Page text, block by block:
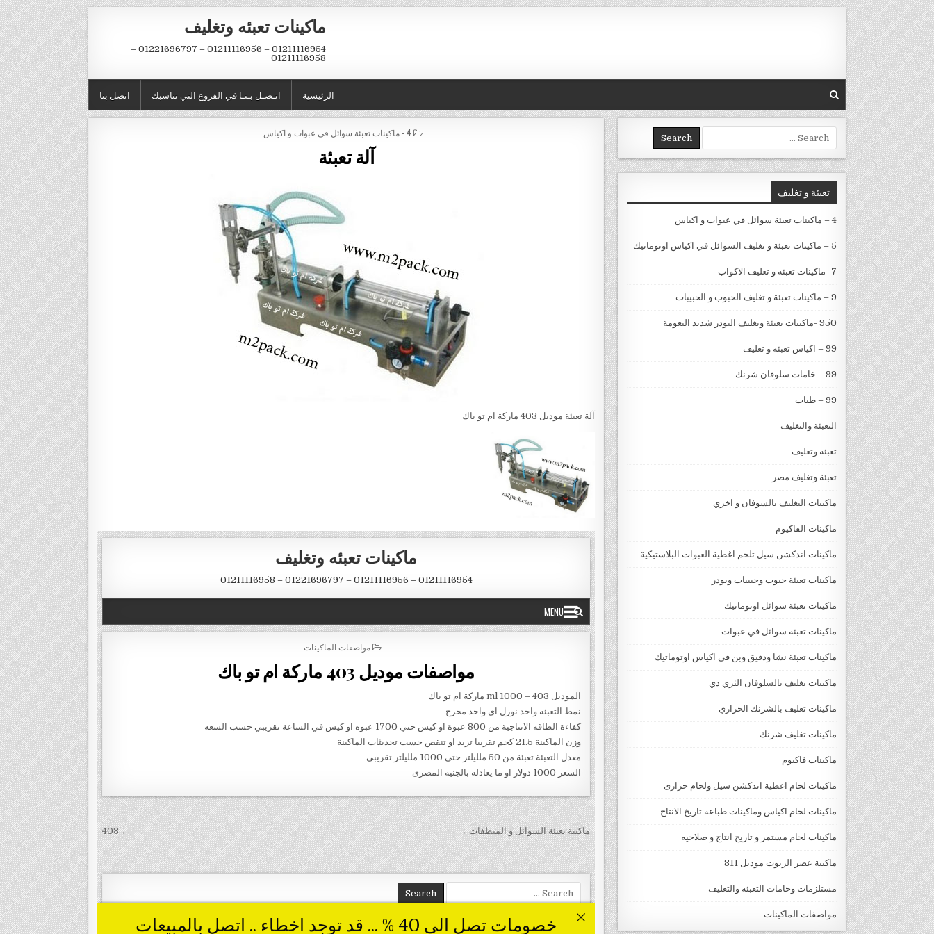
Skip to content
ماكينات تعبئه وتغليف
01211116954 – 01211116956 – 01221696797 –
01211116958
اتصل بنا اتـصـل بـنـا في الفروع التي تناسبك الرئيسية
POSTED IN
4 - ماكينات تعبئة سوائل في عبوات و اكياس
آلة تعبئة
آلة تعبئة موديل 403 ماركة ام تو باك
Search for:
تعبئة و تغليف
4 – ماكينات تعبئة سوائل في عبوات و اكياس
5 – ماكينات تعبئة و تغليف السوائل في اكياس اوتوماتيك
7 -ماكينات تعبئة و تغليف الاكواب
9 – ماكينات تعبئة و تغليف الحبوب و الحبيبات
950 -ماكينات تعبئة وتغليف البودر شديد النعومة
99 – اكياس تعبئة و تغليف
99 – خامات سلوفان شرنك
99 – طبات
التعبئة والتغليف
تعبئة وتغليف
تعبئة وتغليف مصر
ماكينات التغليف بالسوفان و اخري
ماكينات الفاكيوم
ماكينات اندكشن سيل تلحم اغطية العبوات البلاستيكية
ماكينات تعبئة حبوب وحبيبات وبودر
ماكينات تعبئة سوائل اوتوماتيك
ماكينات تعبئة سوائل في عبوات
ماكينات تعبئة نشا ودقيق وبن في اكياس اوتوماتيك
ماكينات تغليف بالسلوفان الثري دي
ماكينات تغليف بالشرنك الحراري
ماكينات تغليف شرنك
ماكينات فاكيوم
ماكينات لحام اغطية اندكشن سيل ولحام حرارى
ماكينات لحام اكياس وماكينات طباعة تاريخ الانتاج
ماكينات لحام مستمر و تاريخ انتاج و صلاحيه
ماكينة عصر الزيوت موديل 811
مستلزمات وخامات التعبئة والتغليف
مواصفات الماكينات